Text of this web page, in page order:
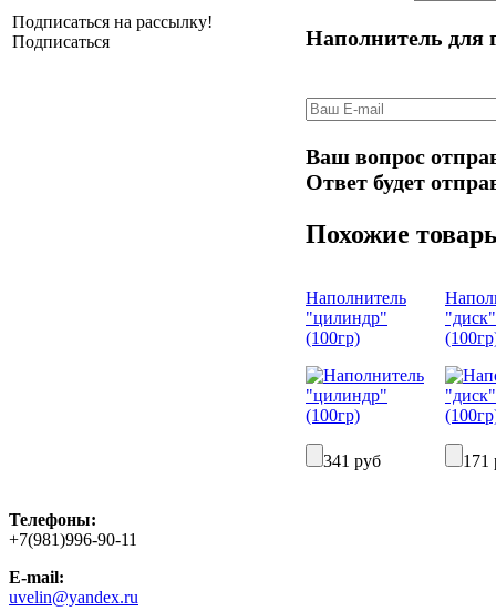
Подписаться на рассылку!
Подписаться
Наполнитель для
Ваш вопрос
Ответ будет
Похожие
Наполнитель
"цилиндр"
(100гр)
341 руб 171
Телефоны:
+7(981)996-90-11
E-mail:
uvelin@yandex.ru